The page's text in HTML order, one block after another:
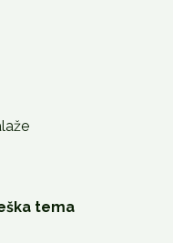
tema